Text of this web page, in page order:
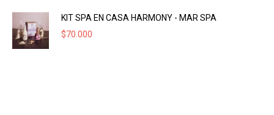
KIT SPA EN CASA HARMONY - MAR SPA
$70.000